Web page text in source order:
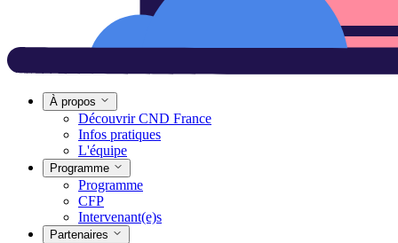
À propos
Découvrir CND France
Infos pratiques
L'équipe
Programme
Programme
CFP
Intervenant(e)s
Partenaires